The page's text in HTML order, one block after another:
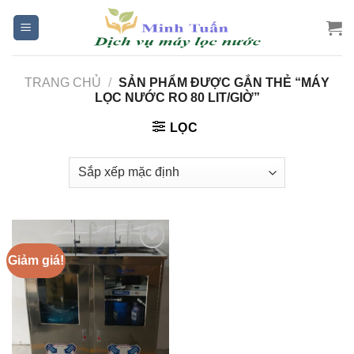
TRANG CHỦ / SẢN PHẨM ĐƯỢC GẮN THẺ “MÁY
LỌC NƯỚC RO 80 LIT/GIỜ”
LỌC
Giảm giá!
Add to
Wishlist